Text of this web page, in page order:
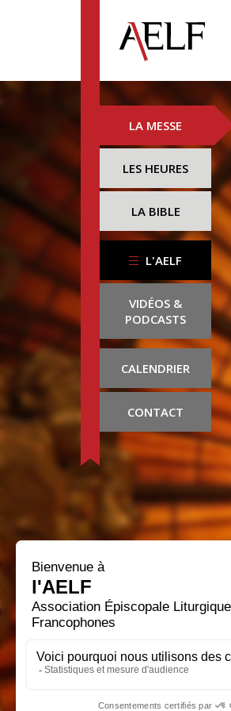
LA MESSE
LES HEURES
LA BIBLE
L'AELF
VIDÉOS &
PODCASTS
CALENDRIER
CONTACT